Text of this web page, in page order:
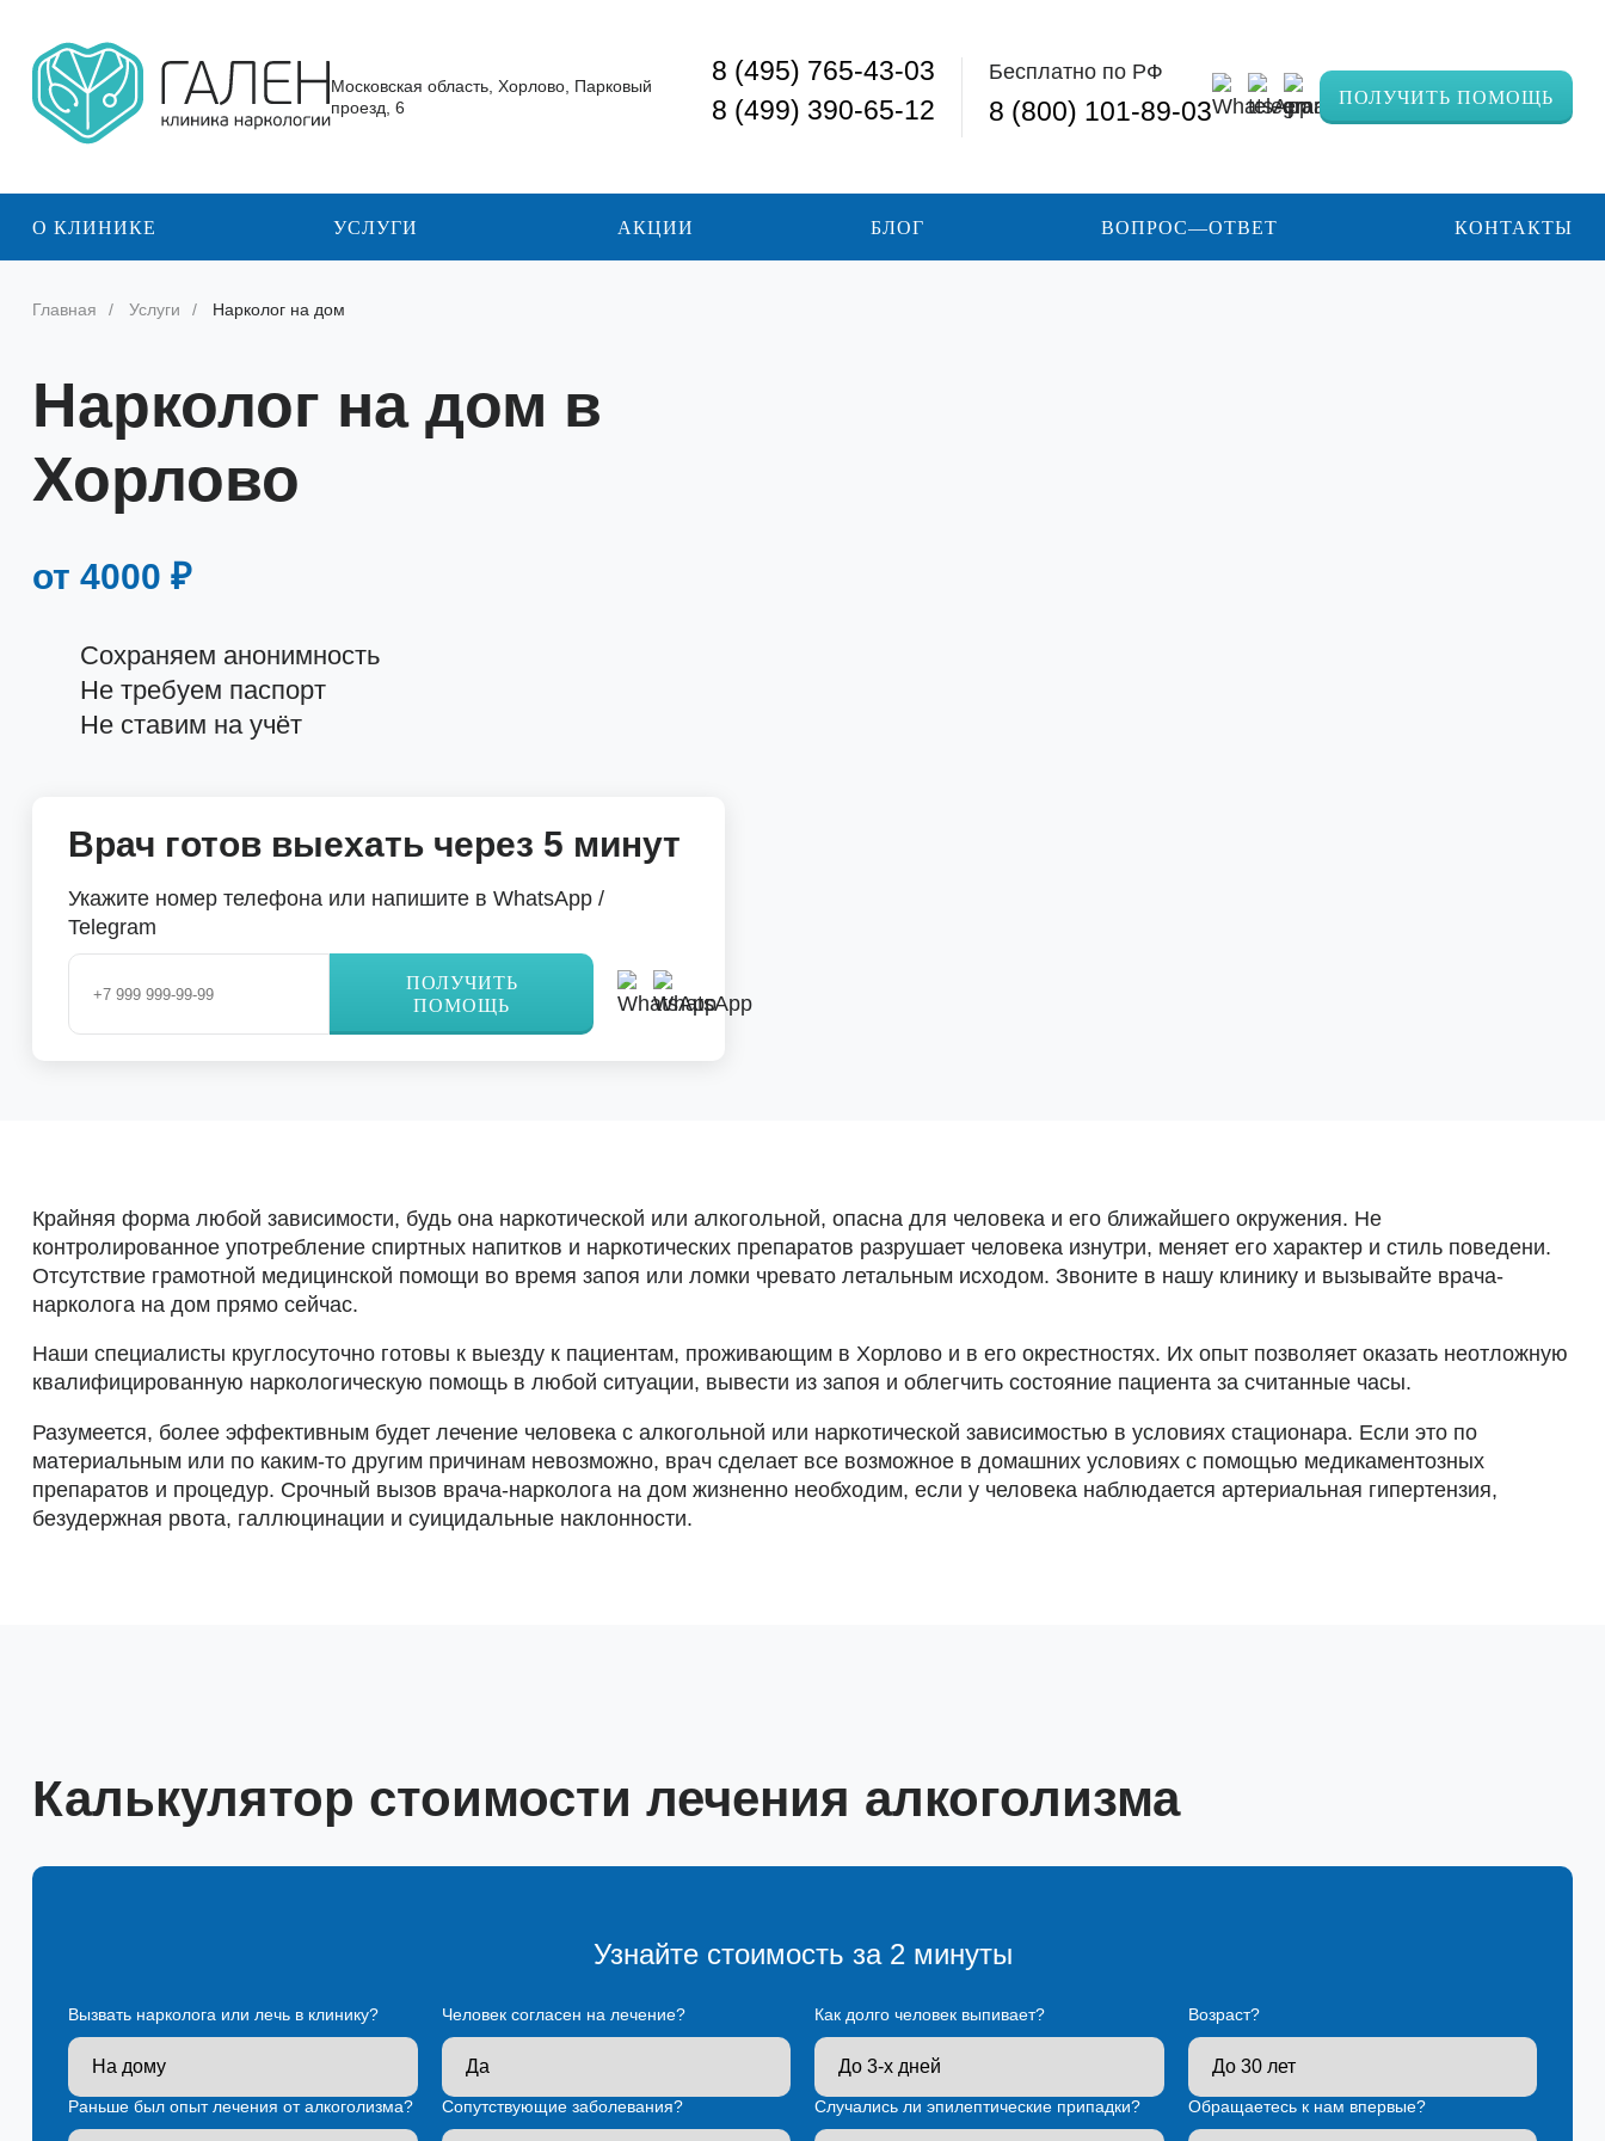
Московская область, Хорлово, Парковый
проезд, 6
8 (495) 765-43-03
8 (499) 390-65-12
Бесплатно по РФ
8 (800) 101-89-03 ПОЛУЧИТЬ ПОМОЩЬ
О КЛИНИКЕ УСЛУГИ АКЦИИ БЛОГ ВОПРОС—ОТВЕТ КОНТАКТЫ
Главная Услуги Нарколог на дом
Нарколог на дом в
Хорлово
от 4000 ₽
Сохраняем анонимность
Не требуем паспорт
Не ставим на учёт
Врач готов выехать через 5 минут
Укажите номер телефона или напишите в WhatsApp /
Telegram
ПОЛУЧИТЬ
ПОМОЩЬ
Крайняя форма любой зависимости, будь она наркотической или алкогольной, опасна для человека и его ближайшего окружения. Не
контролированное употребление спиртных напитков и наркотических препаратов разрушает человека изнутри, меняет его характер и стиль поведени.
Отсутствие грамотной медицинской помощи во время запоя или ломки чревато летальным исходом. Звоните в нашу клинику и вызывайте врача-
нарколога на дом прямо сейчас.
Наши специалисты круглосуточно готовы к выезду к пациентам, проживающим в Хорлово и в его окрестностях. Их опыт позволяет оказать неотложную
квалифицированную наркологическую помощь в любой ситуации, вывести из запоя и облегчить состояние пациента за считанные часы.
Разумеется, более эффективным будет лечение человека с алкогольной или наркотической зависимостью в условиях стационара. Если это по
материальным или по каким-то другим причинам невозможно, врач сделает все возможное в домашних условиях с помощью медикаментозных
препаратов и процедур. Срочный вызов врача-нарколога на дом жизненно необходим, если у человека наблюдается артериальная гипертензия,
безудержная рвота, галлюцинации и суицидальные наклонности.
Калькулятор стоимости лечения алкоголизма
Узнайте стоимость за 2 минуты
Вызвать нарколога или лечь в клинику? Человек согласен на лечение? Как долго человек выпивает? Возраст?
Раньше был опыт лечения от алкоголизма? Сопутствующие заболевания? Случались ли эпилептические припадки? Обращаетесь к нам впервые?